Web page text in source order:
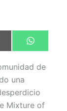
en
W
h
s
p
de
una
Mixture of